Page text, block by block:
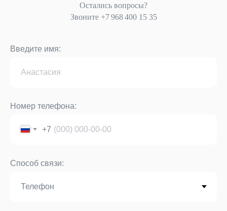
Остались вопросы?
Звоните +7 968 400 15 35
Введите имя:
Номер телефона:
+7
Способ связи: